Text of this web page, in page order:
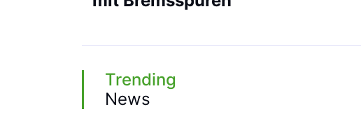
Trending
News